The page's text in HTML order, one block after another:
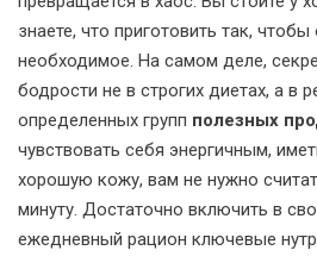
знаете, что приготовить так,
необходимое. На самом деле,
бодрости не в строгих диетах, а в
определенных групп полезных
чувствовать себя энергичным,
хорошую кожу, вам не нужно
минуту. Достаточно включить в
ежедневный рацион ключевые